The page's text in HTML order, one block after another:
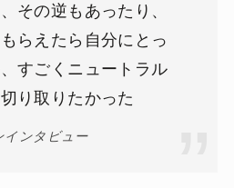
その逆もあったり、
らえたら自分にとっ
すごくニュートラル
り取りたかった
インタビュー